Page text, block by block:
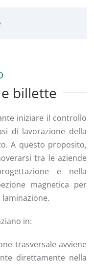
billette
iniziare il controllo
di lavorazione della
A questo proposito,
tra le aziende
e nella
magnetica per
in:
trasversale avviene
direttamente nella